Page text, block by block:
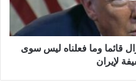
قائما وما فعلناه ليس سوى
لإيران